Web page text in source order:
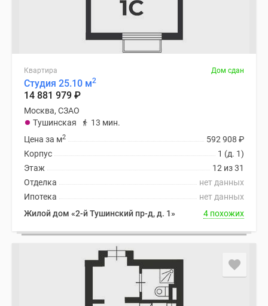
Квартира Дом сдан
Студия 25.10 м2
14 881 979 ₽
Москва, СЗАО
Тушинская
13 мин.
592 908 ₽
Цена за м2
1 (д. 1)
Корпус
12 из 31
Этаж
нет данных
Отделка
нет данных
Ипотека
Жилой дом «2-й Тушинский пр-д, д. 1»
4 похожих